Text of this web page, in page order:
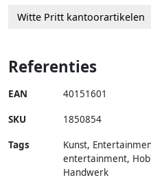
Witte Pritt kantoorartikelen
Referenties
EAN 40151601
SKU 1850854
Tags
Kunst,
entertainment,
Handwerk